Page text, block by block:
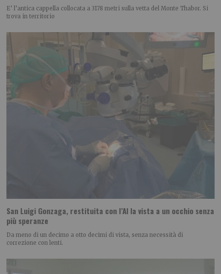
E’ l’antica cappella collocata a 3178 metri sulla vetta del Monte Thabor. Si
trova in territorio
San Luigi Gonzaga, restituita con l’AI la vista a un occhio senza
più speranze
Da meno di un decimo a otto decimi di vista, senza necessità di
correzione con lenti.